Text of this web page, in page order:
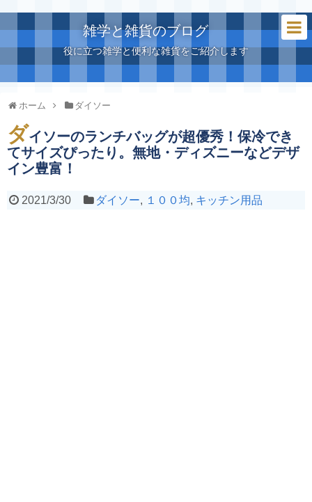
雑学と雑貨のブログ
役に立つ雑学と便利な雑貨をご紹介します
ホーム ダイソー
ダイソーのランチバッグが超優秀！保冷でき
てサイズぴったり。無地・ディズニーなどデザ
イン豊富！
2021/3/30 ダイソー, １００均, キッチン用品